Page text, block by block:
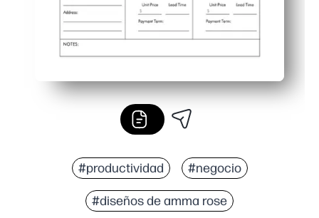
#productividad #negocio
#diseños de amma rose